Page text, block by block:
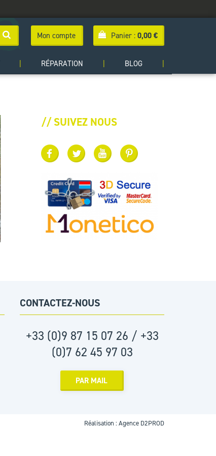
Panier : 0,00 €
Mon compte
RÉPARATION BLOG
// SUIVEZ NOUS
CONTACTEZ-NOUS
+33 (0)9 87 15 07 26 / +33
(0)7 62 45 97 03
PAR MAIL
Réalisation : Agence D2PROD